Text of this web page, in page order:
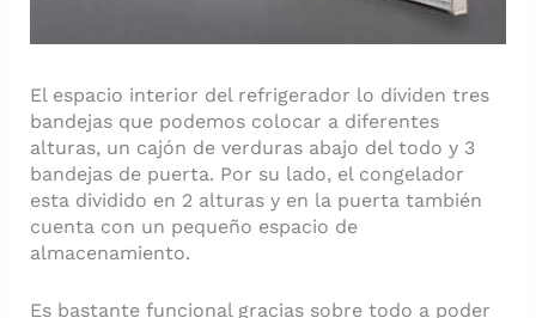
El espacio interior del refrigerador lo dividen tres
bandejas que podemos colocar a diferentes
alturas, un cajón de verduras abajo del todo y 3
bandejas de puerta. Por su lado, el congelador
esta dividido en 2 alturas y en la puerta también
cuenta con un pequeño espacio de
almacenamiento.
Es bastante funcional gracias sobre todo a poder